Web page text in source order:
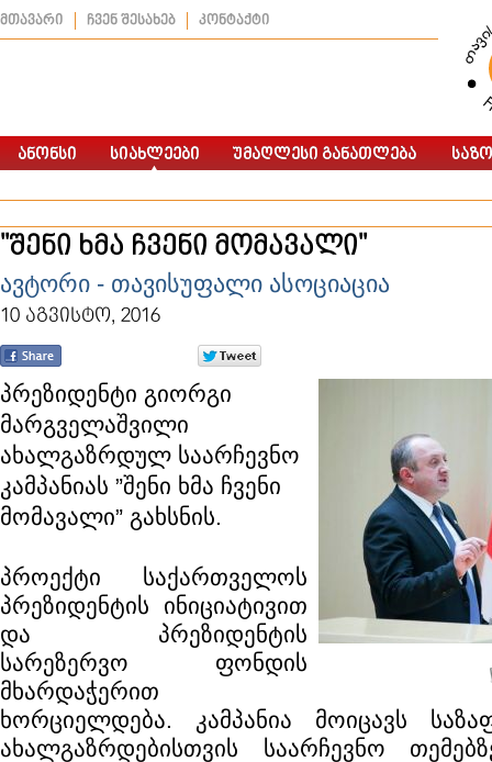
მთავარი ჩვენ შესახებ კონტაქტი
"შენი ხმა ჩვენი მომავალი"
ავტორი - თავისუფალი ასოციაცია
10 აგვისტო, 2016
პრეზიდენტი გიორგი
მარგველაშვილი
ახალგაზრდულ საარჩევნო
კამპანიას ”შენი ხმა ჩვენი
მომავალი” გახსნის.
პროექტი საქართველოს
პრეზიდენტის ინიციატივით
და პრეზიდენტის
სარეზერვო ფონდის
მხარდაჭერით
ხორციელდება. კამპანია მოიცავს
ახალგაზრდებისთვის საარჩევნო